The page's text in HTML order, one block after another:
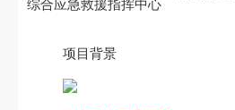
综合应急救援指挥中心
项目背景